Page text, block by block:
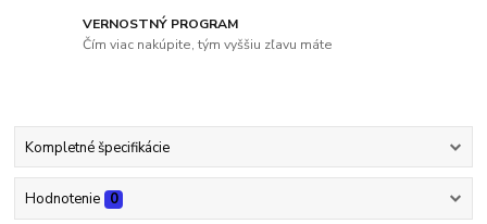
VERNOSTNÝ PROGRAM
Čím viac nakúpite, tým vyššiu zľavu máte
Kompletné špecifikácie
Hodnotenie 0